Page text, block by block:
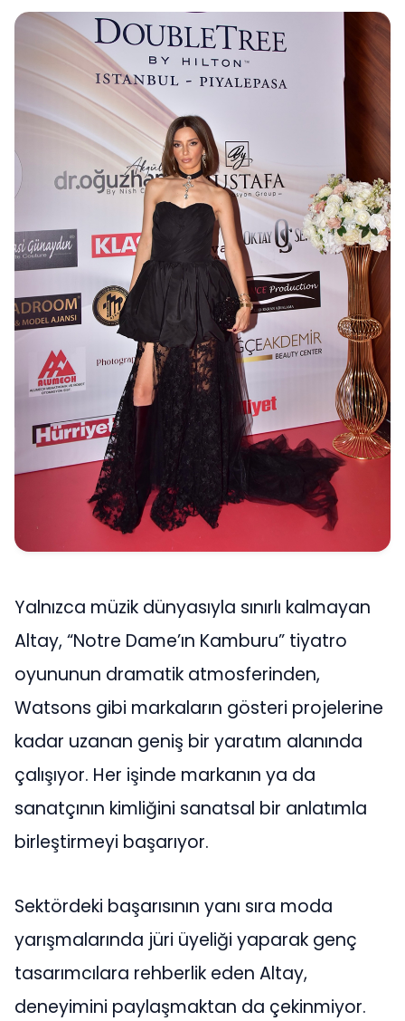
Yalnızca müzik dünyasıyla sınırlı kalmayan
Altay, “Notre Dame’ın Kamburu” tiyatro
oyununun dramatik atmosferinden,
Watsons gibi markaların gösteri projelerine
kadar uzanan geniş bir yaratım alanında
çalışıyor. Her işinde markanın ya da
sanatçının kimliğini sanatsal bir anlatımla
birleştirmeyi başarıyor.
Sektördeki başarısının yanı sıra moda
yarışmalarında jüri üyeliği yaparak genç
tasarımcılara rehberlik eden Altay,
deneyimini paylaşmaktan da çekinmiyor.